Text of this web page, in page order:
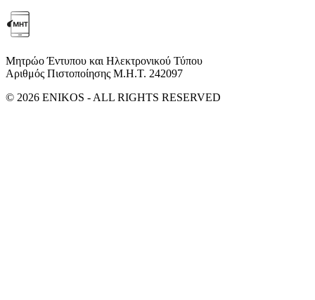
Μητρώο Έντυπου και Ηλεκτρονικού Τύπου
Αριθμός Πιστοποίησης Μ.Η.Τ. 242097
© 2026 ENIKOS - ALL RIGHTS RESERVED